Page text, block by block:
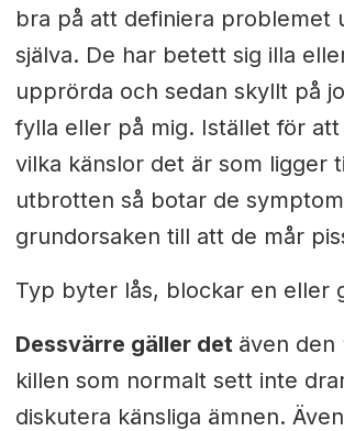
bra på att definiera problemet
själva. De har betett sig illa
upprörda och sedan skyllt på
fylla eller på mig. Istället för
vilka känslor det är som ligger
utbrotten så botar de
grundorsaken till att de mår
Typ byter lås, blockar en eller
Dessvärre gäller det även den
killen som normalt sett inte
diskutera känsliga ämnen.